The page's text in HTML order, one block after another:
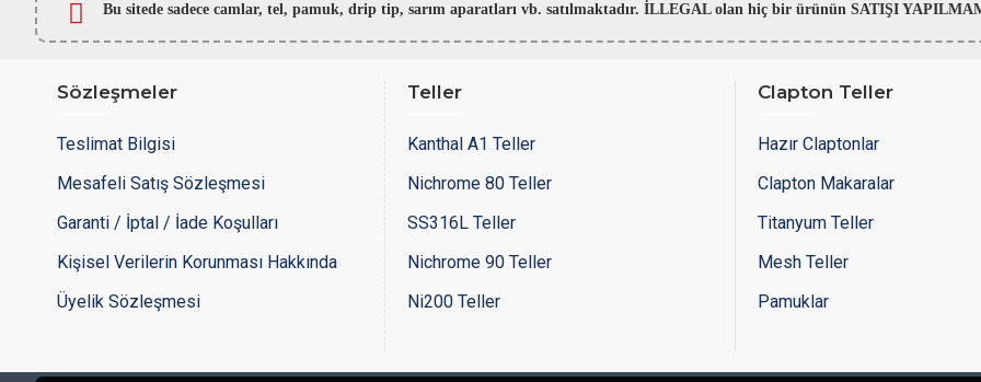
Bu sitede sadece camlar, tel, pamuk, drip tip, sarım aparatları vb. satılmaktadır. İLLEGAL olan hiç bir ürünün SATIŞI
Sözleşmeler
Teslimat Bilgisi
Mesafeli Satış Sözleşmesi
Garanti / İptal / İade Koşulları
Kişisel Verilerin Korunması Hakkında
Üyelik Sözleşmesi
Teller
Kanthal A1 Teller
Nichrome 80 Teller
SS316L Teller
Nichrome 90 Teller
Ni200 Teller
Clapton Teller
Hazır Claptonlar
Clapton Makaralar
Titanyum Teller
Mesh Teller
Pamuklar